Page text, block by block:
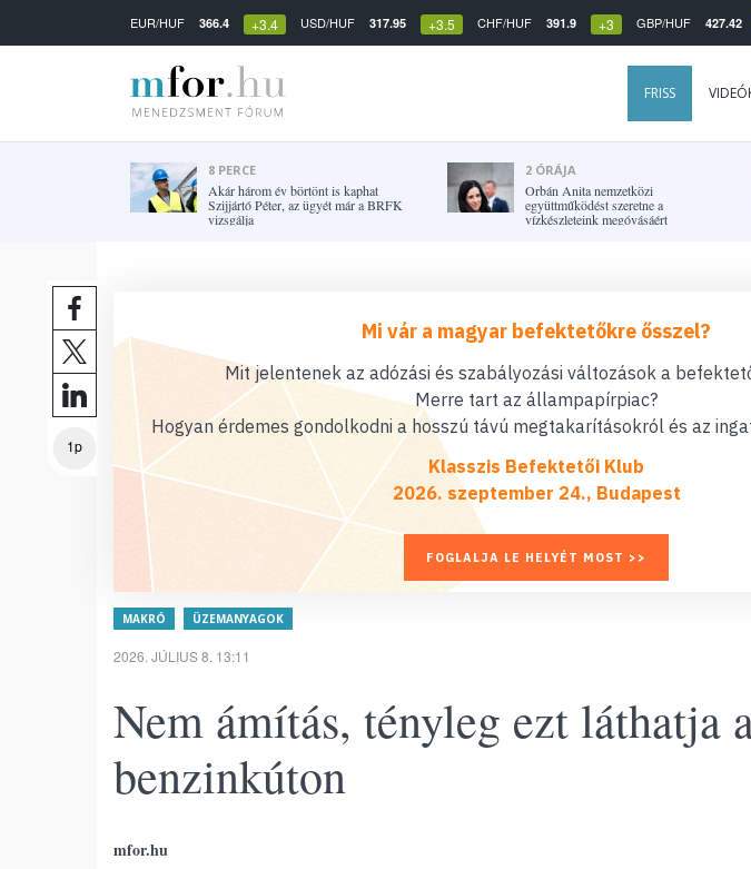
EUR/HUF 366.4 +3.4 USD/HUF 317.95 +3.5 CHF/HUF 391.9 +3 GBP/HUF 427.42
FRISS
8 PERCE
Akár három év börtönt is kaphat
Szijjártó Péter, az ügyét már a BRFK
vizsgálja
2 ÓRÁJA
Orbán Anita nemzetközi
együttműködést szeretne a
vízkészleteink megóvásáért
1p
Mi vár a magyar befektetőkre ősszel?
Mit jelentenek az adózási és szabályozási változások a
Merre tart az állampapírpiac?
Hogyan érdemes gondolkodni a hosszú távú megtakarításokról és az
Klasszis Befektetői Klub
2026. szeptember 24., Budapest
FOGLALJA LE HELYÉT MOST >>
MAKRÓ ÜZEMANYAGOK
2026. JÚLIUS 8. 13:11
Nem ámítás, tényleg ezt láthatja
benzinkúton
mfor.hu